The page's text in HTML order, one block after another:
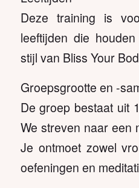
Deze training is
leeftijden die
stijl van Bliss Your
Groepsgrootte en -
De groep bestaat uit
We streven naar een
Je ontmoet zowel
oefeningen en